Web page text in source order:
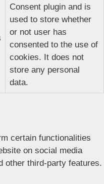
Consent plugin and is
used to store whether
or not user has
consented to the use of
cookies. It does not
store any personal
data.
certain functionalities
on social media
other third-party features.